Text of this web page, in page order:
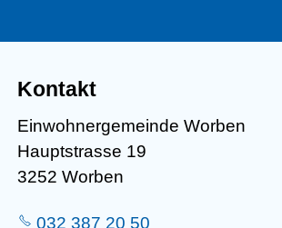
Kontakt
Einwohnergemeinde Worben
Hauptstrasse 19
3252 Worben
032 387 20 50